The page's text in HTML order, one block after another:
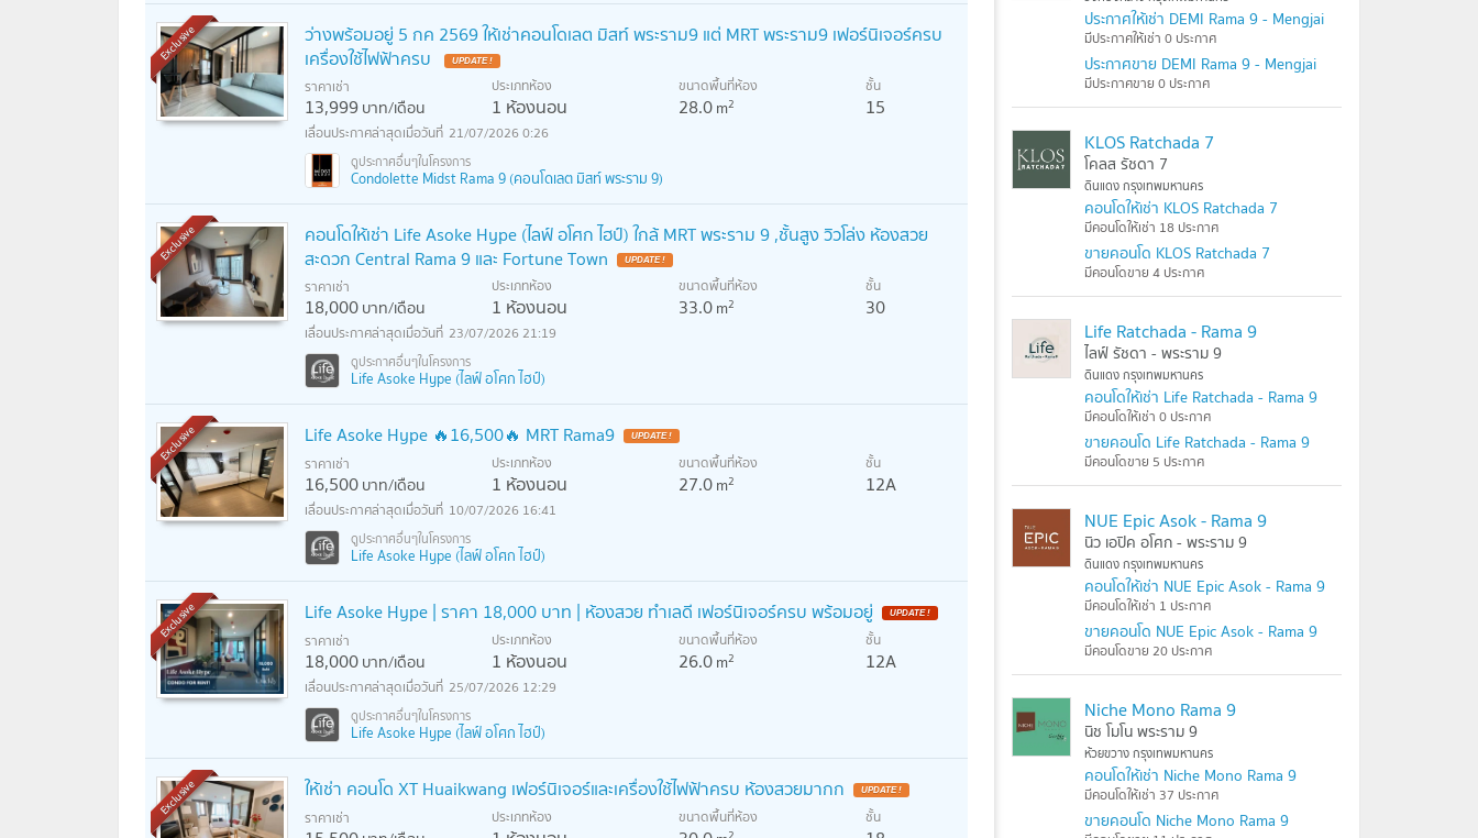
Exclusive
ว่างพร้อมอยู่ 5 กค 2569 ให้เช่าคอนโดเลต มิสท์ พระราม9 แต่ MRT พระราม9 เฟอร์นิเจอร์ครบ
เครื่องใช้ไฟฟ้าครบ
ราคาเช่า
13,999บาท/เดือน
ประเภทห้อง
1 ห้องนอน
ขนาดพื้นที่ห้อง
28.0m2
ชั้น
15
21/07/2026 0:26
Condolette Midst Rama 9 (คอนโดเลต มิสท์ พระราม 9)
Exclusive
คอนโดให้เช่า Life Asoke Hype (ไลฟ์ อโศก ไฮป์) ใกล้ MRT พระราม 9 ,ชั้นสูง วิวโล่ง ห้องสวย
สะดวก Central Rama 9 และ Fortune Town
ราคาเช่า
18,000บาท/เดือน
ประเภทห้อง
1 ห้องนอน
ขนาดพื้นที่ห้อง
33.0m2
ชั้น
30
23/07/2026 21:19
Life Asoke Hype (ไลฟ์ อโศก ไฮป์)
Exclusive Life Asoke Hype 🔥16,500🔥 MRT Rama9
ราคาเช่า
16,500บาท/เดือน
ประเภทห้อง
1 ห้องนอน
ขนาดพื้นที่ห้อง
27.0m2
ชั้น
12A
10/07/2026 16:41
Life Asoke Hype (ไลฟ์ อโศก ไฮป์)
Exclusive Life Asoke Hype | ราคา 18,000 บาท | ห้องสวย ทำเลดี เฟอร์นิเจอร์ครบ พร้อมอยู่
ราคาเช่า
18,000บาท/เดือน
ประเภทห้อง
1 ห้องนอน
ขนาดพื้นที่ห้อง
26.0m2
ชั้น
12A
25/07/2026 12:29
Life Asoke Hype (ไลฟ์ อโศก ไฮป์)
Exclusive ให้เช่า คอนโด XT Huaikwang เฟอร์นิเจอร์และเครื่องใช้ไฟฟ้าครบ ห้องสวยมากก
ราคาเช่า ประเภทห้อง ขนาดพื้นที่ห้อง ชั้น
ประกาศให้เช่า DEMI Rama 9 - Mengjai
มีประกาศให้เช่า 0 ประกาศ
ประกาศขาย DEMI Rama 9 - Mengjai
มีประกาศขาย 0 ประกาศ
KLOS Ratchada 7
โคลส รัชดา 7
ดินแดง กรุงเทพมหานคร
คอนโดให้เช่า KLOS Ratchada 7
มีคอนโดให้เช่า 18 ประกาศ
ขายคอนโด KLOS Ratchada 7
มีคอนโดขาย 4 ประกาศ
Life Ratchada - Rama 9
ไลฟ์ รัชดา - พระราม 9
ดินแดง กรุงเทพมหานคร
คอนโดให้เช่า Life Ratchada - Rama 9
มีคอนโดให้เช่า 0 ประกาศ
ขายคอนโด Life Ratchada - Rama 9
มีคอนโดขาย 5 ประกาศ
NUE Epic Asok - Rama 9
นิว เอปิค อโศก - พระราม 9
ดินแดง กรุงเทพมหานคร
คอนโดให้เช่า NUE Epic Asok - Rama 9
มีคอนโดให้เช่า 1 ประกาศ
ขายคอนโด NUE Epic Asok - Rama 9
มีคอนโดขาย 20 ประกาศ
Niche Mono Rama 9
นิช โมโน พระราม 9
ห้วยขวาง กรุงเทพมหานคร
คอนโดให้เช่า Niche Mono Rama 9
มีคอนโดให้เช่า 37 ประกาศ
ขายคอนโด Niche Mono Rama 9